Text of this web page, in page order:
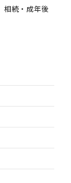
相続・成年後